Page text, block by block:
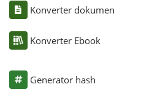
Konverter dokumen
Konverter Ebook
Generator hash